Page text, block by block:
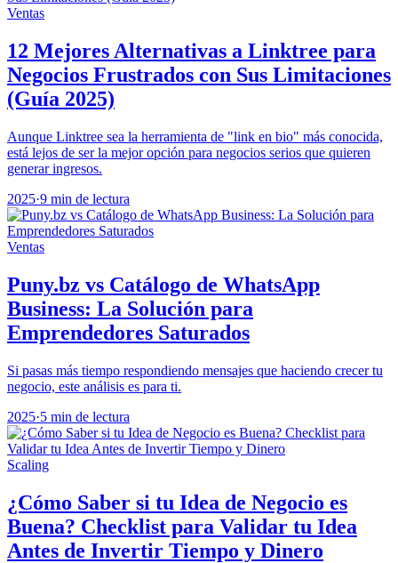
Ventas
12 Mejores Alternativas a Linktree para
Negocios Frustrados con Sus Limitaciones
(Guía 2025)
Aunque Linktree sea la herramienta de "link en bio" más conocida,
está lejos de ser la mejor opción para negocios serios que quieren
generar ingresos.
2025·9 min de lectura
Ventas
Puny.bz vs Catálogo de WhatsApp
Business: La Solución para
Emprendedores Saturados
Si pasas más tiempo respondiendo mensajes que haciendo crecer tu
negocio, este análisis es para ti.
2025·5 min de lectura
Scaling
¿Cómo Saber si tu Idea de Negocio es
Buena? Checklist para Validar tu Idea
Antes de Invertir Tiempo y Dinero